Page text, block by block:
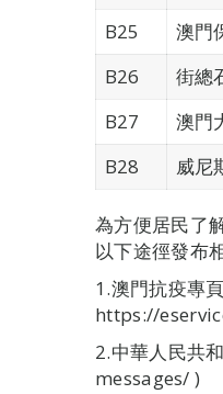
B25
澳門
B26
街總
B27
澳門
B28
威尼
為方便居民了
以下途徑發布
1.澳門抗疫專
https://
2.中華人民共
messages/ )